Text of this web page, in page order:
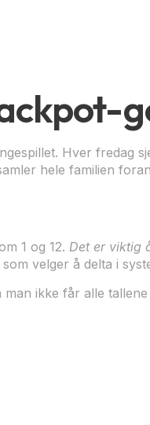
Hver fredag
hele familien
1 og 12. Det er viktig
velger å delta i
ikke får alle